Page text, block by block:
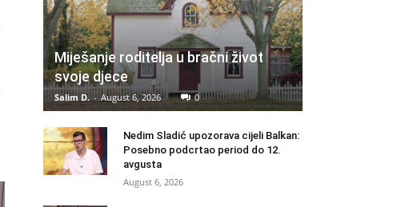
Miješanje roditelja u bračni život
svoje djece
Salim D. - August 6, 2026 0
Nedim Sladić upozorava cijeli Balkan:
Posebno podcrtao period do 12.
avgusta
August 6, 2026